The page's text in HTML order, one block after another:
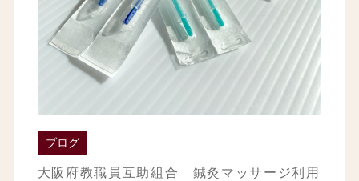
ブログ
大阪府教職員互助組合 鍼灸マッサージ利用